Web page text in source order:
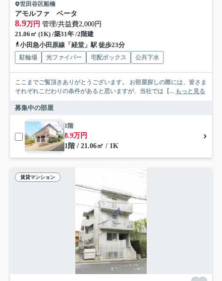
世田谷区船橋
アモルファ ベータ
8.9万円 管理/共益費2,000円
21.06㎡ (1K) /築31年 /2階建
小田急小田原線「経堂」駅 徒歩23分
駐輪場 光ファイバー 宅配ボックス 公共下水
ここまでご覧頂きありがとうございます。 お部屋探しの際には、皆さま
それぞれこだわりの条件があると思いますが、当社では【... もっと見る
募集中の部屋
1階
8.9万円
1階 / 21.06㎡ / 1K
賃貸マンション